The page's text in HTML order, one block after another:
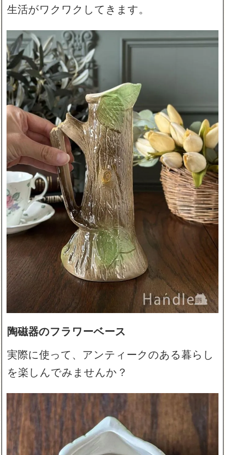
生活がワクワクしてきます。
陶磁器のフラワーベース
実際に使って、アンティークのある暮らし
を楽しんでみませんか？